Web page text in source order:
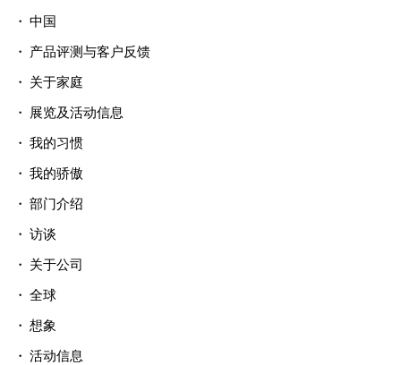
中国
产品评测与客户反馈
关于家庭
展览及活动信息
我的习惯
我的骄傲
部门介绍
访谈
关于公司
全球
想象
活动信息